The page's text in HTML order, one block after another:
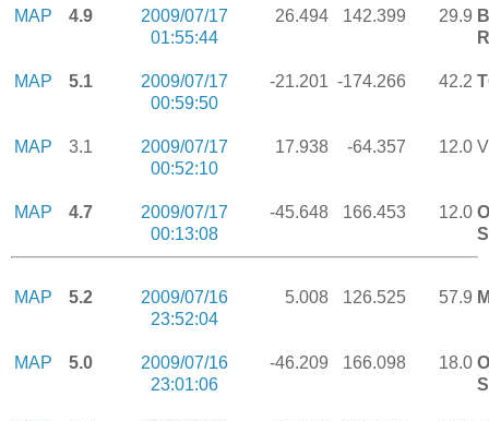
MAP 4.9
2009/07/17
01:55:44
26.494 142.399 29.9
MAP 5.1
2009/07/17
00:59:50
-21.201 -174.266 42.2
MAP 3.1
2009/07/17
00:52:10
17.938 -64.357 12.0
MAP 4.7
2009/07/17
00:13:08
-45.648 166.453 12.0
MAP 5.2
2009/07/16
23:52:04
5.008 126.525 57.9
MAP 5.0
2009/07/16
23:01:06
-46.209 166.098 18.0